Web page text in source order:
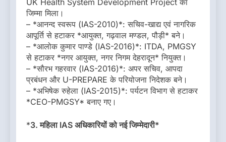
जिम्मा मिला।
– *आनन्द स्वरूप (IAS-2010)*: सचिव-खाद्य एवं नागरिक
आपूर्ति से हटाकर *आयुक्त, गढ़वाल मण्डल, पौड़ी* बने।
– *आलोक कुमार पाण्डे (IAS-2016)*: ITDA, PMGSY
से हटाकर *नगर आयुक्त, नगर निगम देहरादून* नियुक्त।
– *सौरभ गहरवार (IAS-2016)*: अपर सचिव, आपदा
प्रबंधन और U-PREPARE के परियोजना निदेशक बने।
– *अभिषेक रुहेला (IAS-2015)*: पर्यटन विभाग से हटाकर
*CEO-PMGSY* बनाए गए।
*3. महिला IAS अधिकारियों को नई जिम्मेदारी*